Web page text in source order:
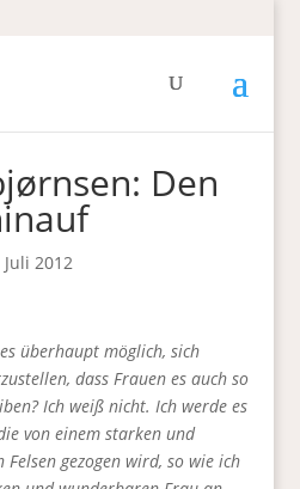
Den
Juli 2012
überhaupt möglich, sich
dass Frauen es auch so
Ich weiß nicht. Ich werde es
von einem starken und
gezogen wird, so wie ich